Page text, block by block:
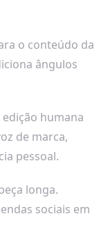
o conteúdo da
ângulos
edição humana
de marca,
pessoal.
longa.
sociais em